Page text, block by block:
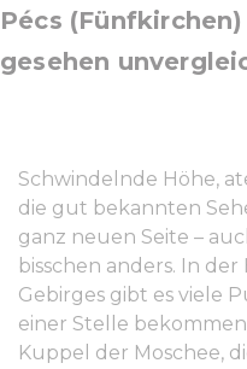
Pécs
gesehen
Schwindelnde Höhe,
die gut bekannten
ganz neuen Seite –
bisschen anders. In
Gebirges gibt es viele
einer Stelle
Kuppel der Moschee,